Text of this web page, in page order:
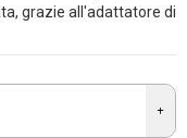
grazie all'adattatore di